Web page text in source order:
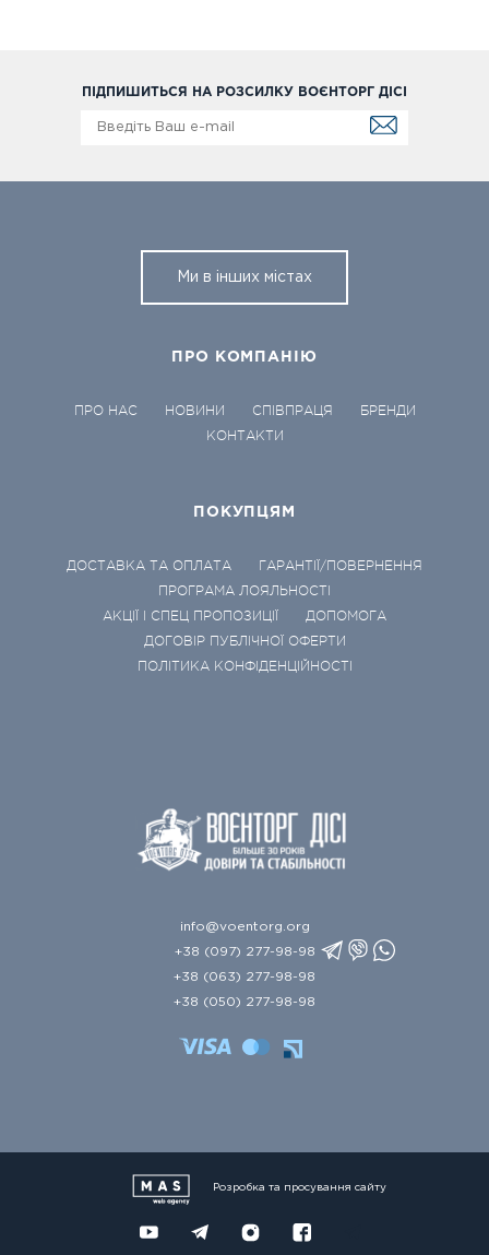
ПІДПИШИТЬСЯ НА РОЗСИЛКУ ВОЄНТОРГ ДІСІ
Ми в інших містах
ПРО КОМПАНІЮ
ПРО НАС НОВИНИ СПІВПРАЦЯ
БРЕНДИ
КОНТАКТИ
ПОКУПЦЯМ
ДОСТАВКА ТА ОПЛАТА
ГАРАНТІЇ/ПОВЕРНЕННЯ
ПРОГРАМА ЛОЯЛЬНОСТІ
АКЦІЇ І СПЕЦ ПРОПОЗИЦІЇ
ДОПОМОГА
ДОГОВІР ПУБЛІЧНОЇ ОФЕРТИ
ПОЛІТИКА КОНФІДЕНЦІЙНОСТІ
info@voentorg.org
+38 (097) 277-98-98
+38 (063) 277-98-98
+38 (050) 277-98-98
Розробка та просування сайту